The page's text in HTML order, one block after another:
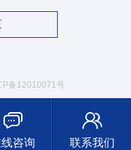
备12010071号
咨询 联系我们